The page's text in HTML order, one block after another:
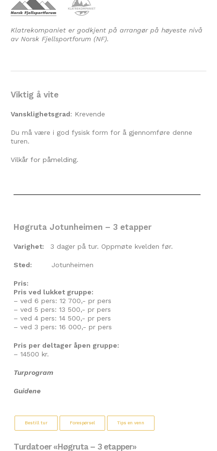
Klatrekompaniet er godkjent på arrangør på høyeste nivå
av Norsk Fjellsportforum (NF).
Viktig å vite
Vansklighetsgrad: Krevende
Du må være i god fysisk form for å gjennomføre denne
turen.
Vilkår for påmelding.
Høgruta Jotunheimen – 3 etapper
Varighet: 3 dager på tur. Oppmøte kvelden før.
Sted: Jotunheimen
Pris:
Pris ved lukket gruppe:
– ved 6 pers: 12 700,- pr pers
– ved 5 pers: 13 500,- pr pers
– ved 4 pers: 14 500,- pr pers
– ved 3 pers: 16 000,- pr pers
Pris per deltager åpen gruppe:
– 14500 kr.
Turprogram
Guidene
Bestill tur Forespørsel Tips en venn
Turdatoer «Høgruta – 3 etapper»